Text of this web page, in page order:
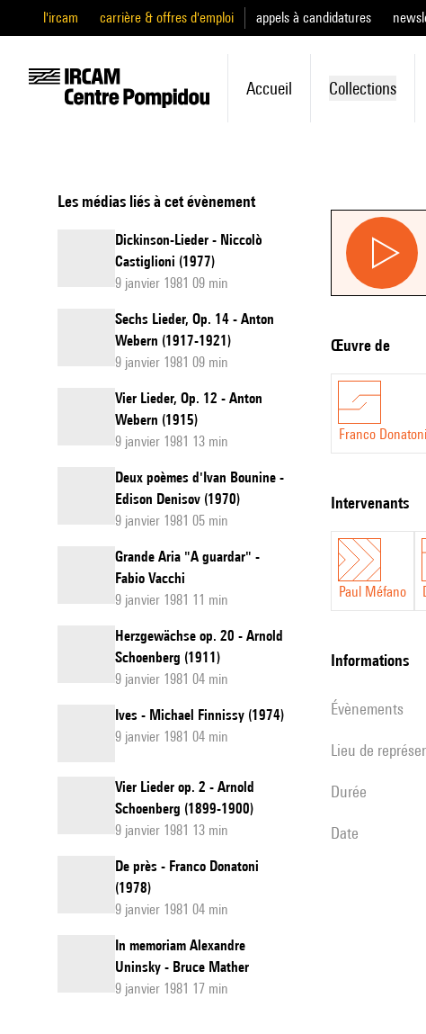
l'ircam carrière & offres d'emploi appels à candidatures
Accueil Collections
Les médias liés à cet évènement
Dickinson-Lieder - Niccolò
Castiglioni (1977)
9 janvier 1981 09 min
Sechs Lieder, Op. 14 - Anton
Webern (1917-1921)
9 janvier 1981 09 min
Vier Lieder, Op. 12 - Anton
Webern (1915)
9 janvier 1981 13 min
Deux poèmes d'Ivan Bounine -
Edison Denisov (1970)
9 janvier 1981 05 min
Grande Aria "A guardar" -
Fabio Vacchi
9 janvier 1981 11 min
Herzgewächse op. 20 - Arnold
Schoenberg (1911)
9 janvier 1981 04 min
Ives - Michael Finnissy (1974)
9 janvier 1981 04 min
Vier Lieder op. 2 - Arnold
Schoenberg (1899-1900)
9 janvier 1981 13 min
De près - Franco Donatoni
(1978)
9 janvier 1981 04 min
In memoriam Alexandre
Uninsky - Bruce Mather
9 janvier 1981 17 min
Œuvre de
Franco Donatoni
intervenants
Paul Méfano
informations
évènements
Lieu de
durée
date